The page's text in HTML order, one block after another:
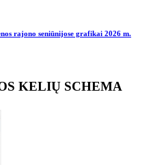
rajono seniūnijose grafikai 2026 m.
KELIŲ SCHEMA